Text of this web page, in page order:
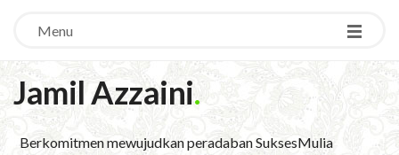
Menu
Jamil Azzaini.
Berkomitmen mewujudkan peradaban SuksesMulia